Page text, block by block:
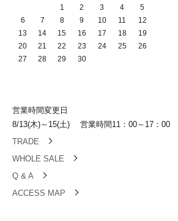
1
2 3 4
5
6
7 8 9 10 11
12
13
14 15 16 17 18
19
20
21 22 23 24 25
26
27
28 29 30
TRADE
WHOLE SALE
Q & A
ACCESS MAP
営業時間変更日
8/13(木)～15(土) 営業時間11：00～17：00